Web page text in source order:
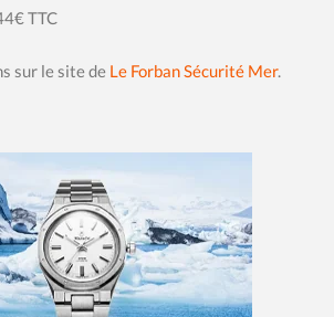
TTC
sur le site de Le Forban Sécurité Mer.